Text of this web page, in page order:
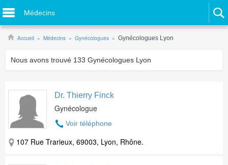
Médecins
Accueil Médecins Gynécologues Gynécologues Lyon
Nous avons trouvé 133 Gynécologues Lyon
Dr. Thierry Finck
Gynécologue
Voir téléphone
107 Rue Trarieux, 69003, Lyon, Rhône.